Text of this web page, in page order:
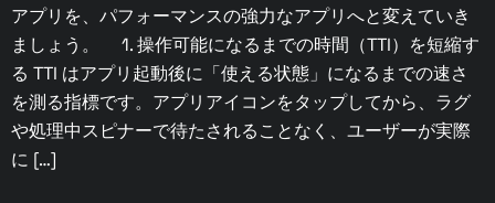
アプリを、パフォーマンスの強力なアプリへと変えていき
ましょう。 1. 操作可能になるまでの時間（TTI）を短縮す
る TTI はアプリ起動後に「使える状態」になるまでの速さ
を測る指標です。アプリアイコンをタップしてから、ラグ
や処理中スピナーで待たされることなく、ユーザーが実際
に […]